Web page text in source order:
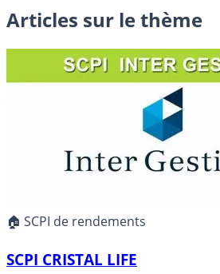
Articles sur le thème
🏠 SCPI de rendements
SCPI CRISTAL LIFE